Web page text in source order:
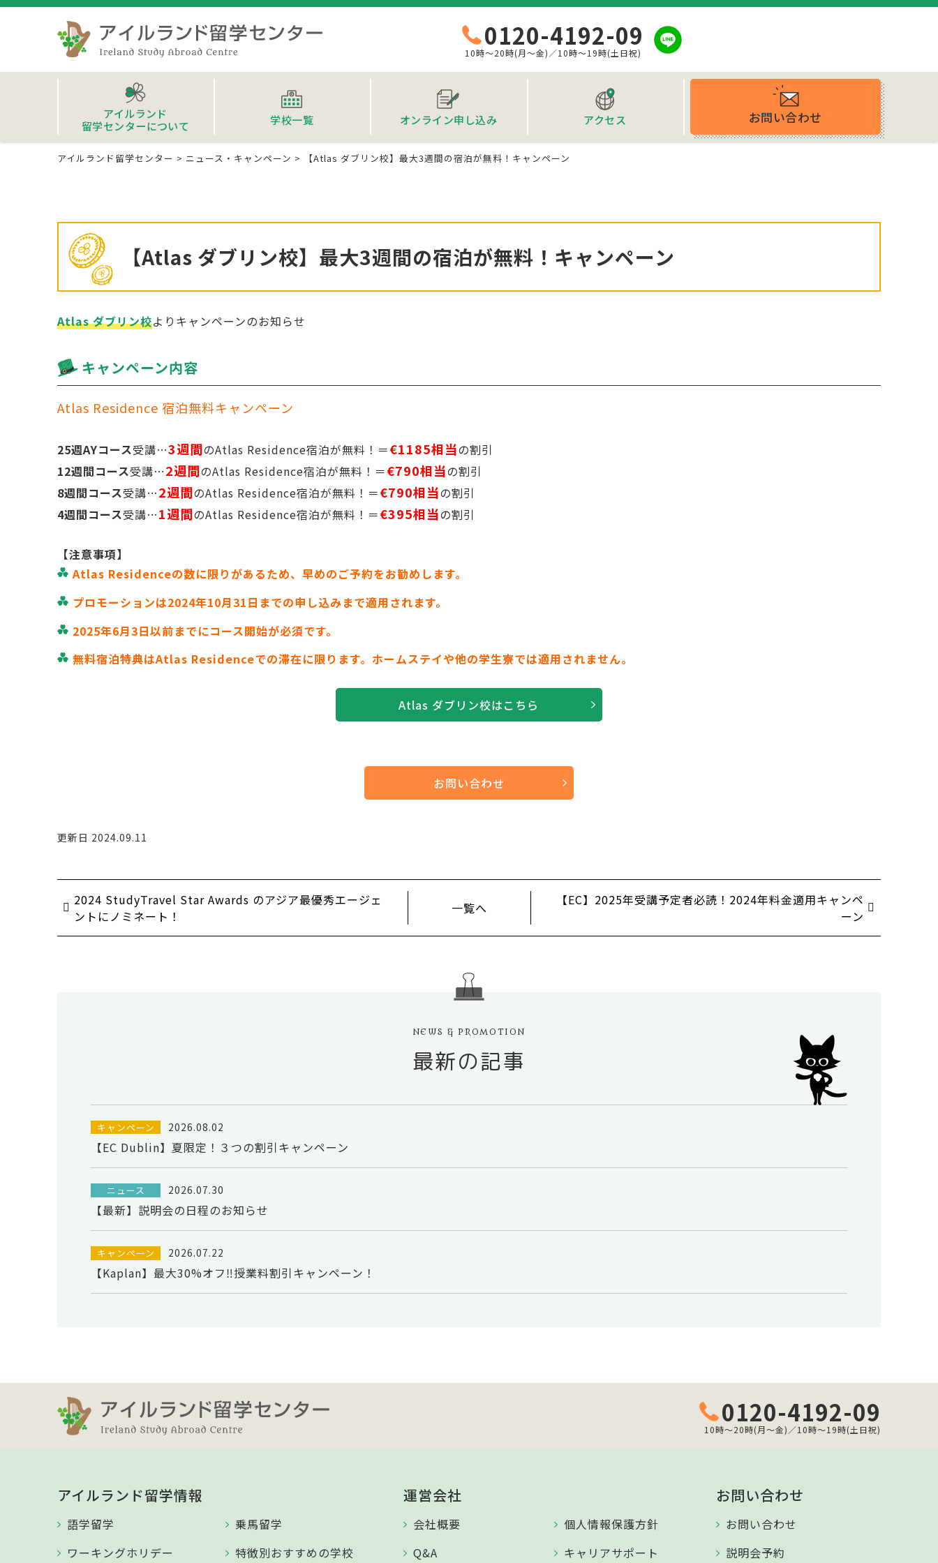
0120-4192-09
10時～20時(月～金)／10時～19時(土日祝)
アイルランド
留学センターについて
学校一覧 オンライン申し込み アクセス お問い合わせ
アイルランド留学センター > ニュース・キャンペーン > 【Atlas ダブリン校】最大3週間の宿泊が無料！キャンペーン
【Atlas ダブリン校】最大3週間の宿泊が無料！キャンペーン
Atlas ダブリン校よりキャンペーンのお知らせ
キャンペーン内容
Atlas Residence 宿泊無料キャンペーン
25週AYコース受講…3週間のAtlas Residence宿泊が無料！＝€1185相当の割引
12週間コース受講…2週間のAtlas Residence宿泊が無料！＝€790相当の割引
8週間コース受講…2週間のAtlas Residence宿泊が無料！＝€790相当の割引
4週間コース受講…1週間のAtlas Residence宿泊が無料！＝€395相当の割引
【注意事項】
Atlas Residenceの数に限りがあるため、早めのご予約をお勧めします。
プロモーションは2024年10月31日までの申し込みまで適用されます。
2025年6月3日以前までにコース開始が必須です。
無料宿泊特典はAtlas Residenceでの滞在に限ります。ホームステイや他の学生寮では適用されません。
Atlas ダブリン校はこちら
お問い合わせ
更新日 2024.09.11
2024 StudyTravel Star Awards のアジア最優秀エージェ
ントにノミネート！
一覧へ
【EC】2025年受講予定者必読！2024年料金適用キャンペ
ーン
NEWS & PROMOTION
最新の記事
キャンペーン 2026.08.02
【EC Dublin】夏限定！３つの割引キャンペーン
ニュース 2026.07.30
【最新】説明会の日程のお知らせ
キャンペーン 2026.07.22
【Kaplan】最大30%オフ‼授業料割引キャンペーン！
0120-4192-09
10時～20時(月～金)／10時～19時(土日祝)
アイルランド留学情報
語学留学
ワーキングホリデー
乗馬留学
特徴別おすすめの学校
運営会社
会社概要
Q&A
個人情報保護方針
キャリアサポート
お問い合わせ
お問い合わせ
説明会予約